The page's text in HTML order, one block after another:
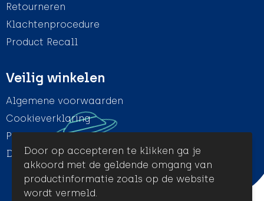
Retourneren
Klachtenprocedure
Product Recall
Veilig winkelen
Algemene voorwaarden
Cookieverklaring
Privacyverklaring
Disclaimer
Door op accepteren te klikken ga je
akkoord met de geldende omgang van
productinformatie zoals op de website
wordt vermeld.